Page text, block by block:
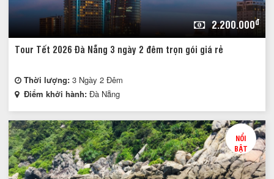
2.200.000đ
Tour Tết 2026 Đà Nẵng 3 ngày 2 đêm trọn gói giá rẻ
Thời lượng: 3 Ngày 2 Đêm
Điểm khởi hành: Đà Nẵng
NỔI
BẬT